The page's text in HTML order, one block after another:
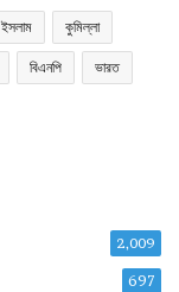
ইসলাম কুমিল্লা
বিএনপি ভারত
2,009
697